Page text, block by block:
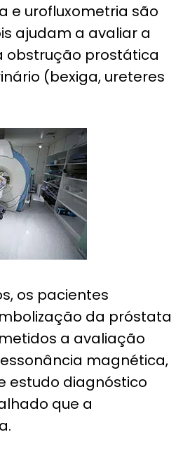
e urofluxometria são
ajudam a avaliar a
obstrução prostática
(bexiga, ureteres
os pacientes
da próstata
a avaliação
magnética,
estudo diagnóstico
que a